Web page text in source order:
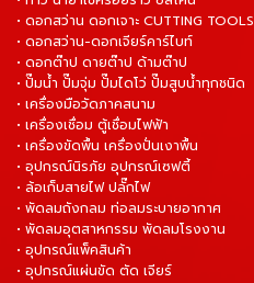
• ดอกสว่าน ดอกเจาะ CUTTING TOOLS
• ดอกสว่าน-ดอกเจียร์คาร์ไบท์
• ดอกต๊าป ดายต๊าป ด้ามต๊าป
• ปั๊มน้ำ ปั๊มจุ่ม ปั๊มไดโว่ ปั๊มสูบน้ำทุกชนิด
• เครื่องมือวัดภาคสนาม
• เครื่องเชื่อม ตู้เชื่อมไฟฟ้า
• เครื่องขัดพื้น เครื่องปั่นเงาพื้น
• อุปกรณ์นิรภัย อุปกรณ์เซฟตี้
• ล้อเก็บสายไฟ ปลั๊กไฟ
• พัดลมถังกลม ท่อลมระบายอากาศ
• พัดลมอุตสาหกรรม พัดลมโรงงาน
• อุปกรณ์แพ็คสินค้า
• อุปกรณ์แผ่นขัด ตัด เจียร์